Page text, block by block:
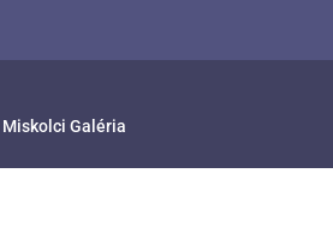
Miskolci Galéria